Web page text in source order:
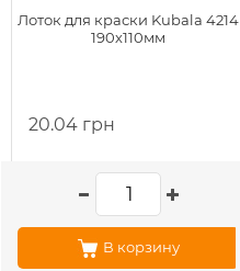
Лоток для краски Kubala 4214
190х110мм
20.04 грн
В корзину